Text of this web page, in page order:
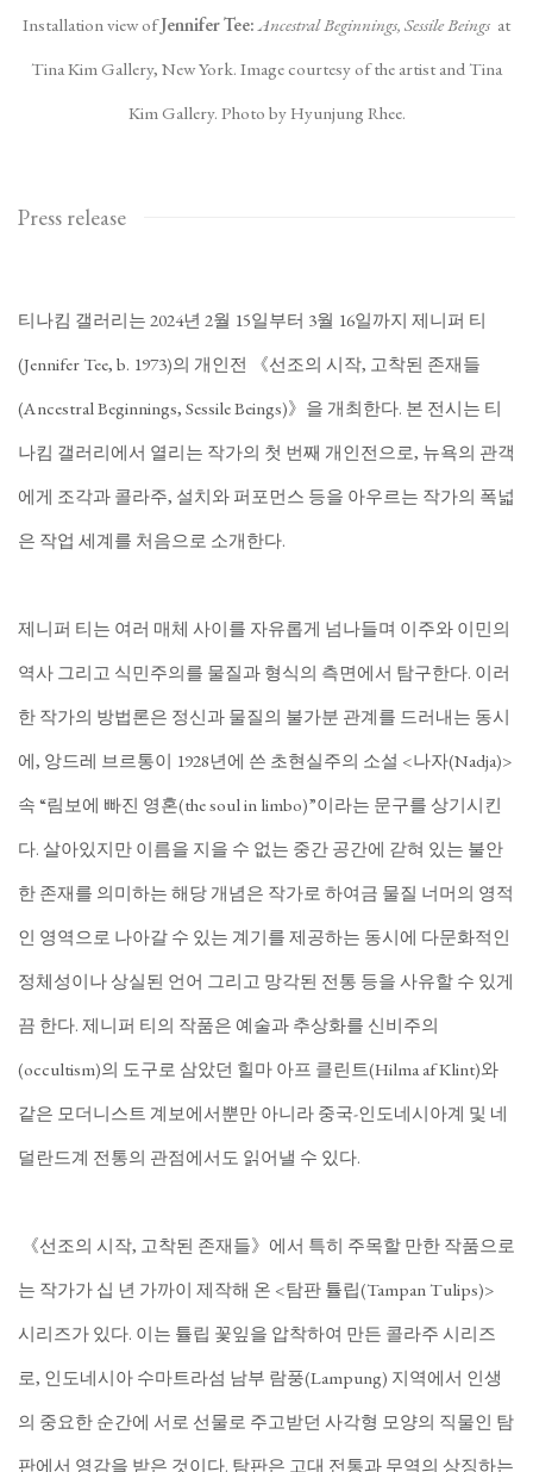
Installation view ofJennifer Tee:Ancestral Beginnings, Sessile Beings at
Tina Kim Gallery, New York. Image courtesy of the artist and Tina
Kim Gallery. Photo by Hyunjung Rhee.
Press release
티나킴 갤러리는 2024년 2월 15일부터 3월 16일까지 제니퍼 티
(Jennifer Tee, b. 1973)의 개인전 《선조의 시작, 고착된 존재들
(Ancestral Beginnings, Sessile Beings)》을 개최한다. 본 전시는 티
나킴 갤러리에서 열리는 작가의 첫 번째 개인전으로, 뉴욕의 관객
에게 조각과 콜라주, 설치와 퍼포먼스 등을 아우르는 작가의 폭넓
은 작업 세계를 처음으로 소개한다.
제니퍼 티는 여러 매체 사이를 자유롭게 넘나들며 이주와 이민의
역사 그리고 식민주의를 물질과 형식의 측면에서 탐구한다. 이러
한 작가의 방법론은 정신과 물질의 불가분 관계를 드러내는 동시
에, 앙드레 브르통이 1928년에 쓴 초현실주의 소설 <나자(Nadja)>
속 “림보에 빠진 영혼(the soul in limbo)”이라는 문구를 상기시킨
다. 살아있지만 이름을 지을 수 없는 중간 공간에 갇혀 있는 불안
한 존재를 의미하는 해당 개념은 작가로 하여금 물질 너머의 영적
인 영역으로 나아갈 수 있는 계기를 제공하는 동시에 다문화적인
정체성이나 상실된 언어 그리고 망각된 전통 등을 사유할 수 있게
끔 한다. 제니퍼 티의 작품은 예술과 추상화를 신비주의
(occultism)의 도구로 삼았던 힐마 아프 클린트(Hilma af Klint)와
같은 모더니스트 계보에서뿐만 아니라 중국-인도네시아계 및 네
덜란드계 전통의 관점에서도 읽어낼 수 있다.
《선조의 시작, 고착된 존재들》에서 특히 주목할 만한 작품으로
는 작가가 십 년 가까이 제작해 온 <탐판 튤립(Tampan Tulips)>
시리즈가 있다. 이는 튤립 꽃잎을 압착하여 만든 콜라주 시리즈
로, 인도네시아 수마트라섬 남부 람풍(Lampung) 지역에서 인생
의 중요한 순간에 서로 선물로 주고받던 사각형 모양의 직물인 탐
판에서 영감을 받은 것이다. 탐판은 고대 전통과 무역의 상징하는